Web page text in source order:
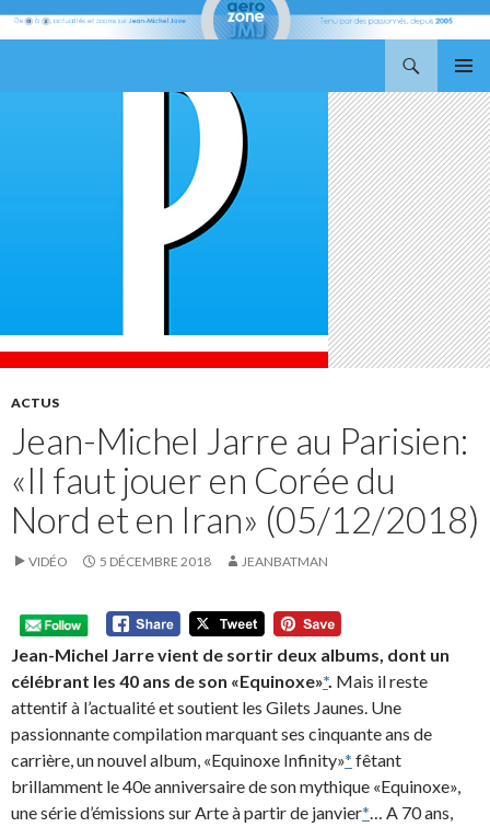
MENU
ACTUS
Jean-Michel Jarre au Parisien:
«Il faut jouer en Corée du
Nord et en Iran» (05/12/2018)
VIDÉO 5 DÉCEMBRE 2018 JEANBATMAN
Jean-Michel Jarre vient de sortir deux albums, dont un
célébrant les 40 ans de son «Equinoxe»*. Mais il reste
attentif à l’actualité et soutient les Gilets Jaunes. Une
passionnante compilation marquant ses cinquante ans de
carrière, un nouvel album, «Equinoxe Infinity»* fêtant
brillamment le 40e anniversaire de son mythique «Equinoxe»,
une série d’émissions sur Arte à partir de janvier*… A 70 ans,